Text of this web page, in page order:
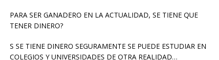
PARA SER GANADERO EN LA ACTUALIDAD, SE TIENE QUE
TENER DINERO?
S SE TIENE DINERO SEGURAMENTE SE PUEDE ESTUDIAR EN
COLEGIOS Y UNIVERSIDADES DE OTRA REALIDAD…